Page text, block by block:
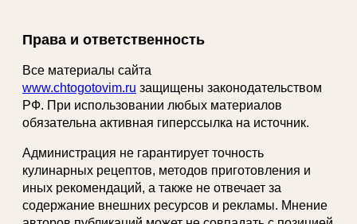
Права и ответственность
Все материалы сайта
www.chtogotovim.ru защищены законодательством
РФ. При использовании любых материалов
обязательна активная гиперссылка на источник.
Администрация не гарантирует точность
кулинарных рецептов, методов приготовления и
иных рекомендаций, а также не отвечает за
содержание внешних ресурсов и рекламы. Мнение